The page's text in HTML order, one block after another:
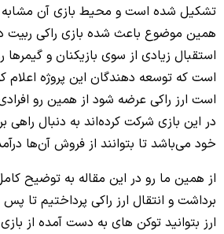
تشکیل شده است و محیط بازی آن مشابه
همین موضوع باعث شده بازی راکی ربیت
استقبال زیادی از سوی بازیکنان و گیمرها
است که توسعه دهندگان این پروژه اعلام
است ارز راکی عرضه شود از همین رو
در این بازی شرکت کرده‌اند به دنبال راهی
خود می‌باشد تا بتوانند از فروش آن‌ها
از همین ما رو در این مقاله به توضیح
برداشت و انتقال ارز راکی پرداختیم تا
ارز بتوانید توکن های به دست آمده از